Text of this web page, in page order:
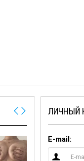
ЛИЧНЫЙ
E-mail: